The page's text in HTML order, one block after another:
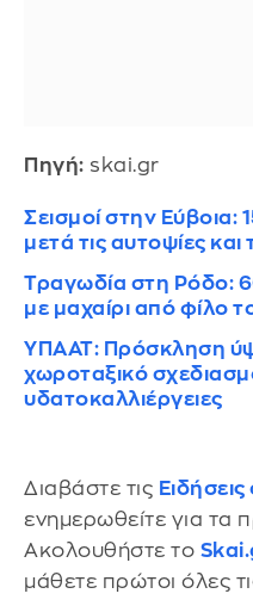
Πηγή: skai.gr
Σεισμοί στην Εύβοια:
μετά τις αυτοψίες
Τραγωδία στη Ρόδο:
με μαχαίρι από φίλο
ΥΠΑΑΤ: Πρόσκληση
χωροταξικό
υδατοκαλλιέργειες
Διαβάστε τις
ενημερωθείτε για τα
Ακολουθήστε το
μάθετε πρώτοι όλες